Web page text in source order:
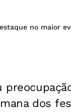
no maior
dos